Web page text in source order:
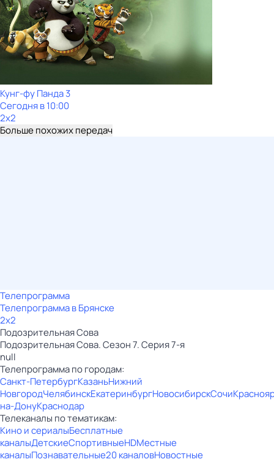
Кунг-фу Панда 3
Сегодня в 10:00
2x2
Больше похожих передач
Телепрограмма
Телепрограмма в Брянске
2x2
Подозрительная Сова
Подозрительная Сова. Сезон 7. Серия 7-я
null
Телепрограмма по городам:
Санкт-ПетербургКазаньНижний
НовгородЧелябинскЕкатеринбургНовосибирскСочи
на-ДонуКраснодар
Телеканалы по тематикам:
Кино и сериалыБесплатные
каналыДетскиеСпортивныеHDМестные
каналыПознавательные20 каналовНовостные